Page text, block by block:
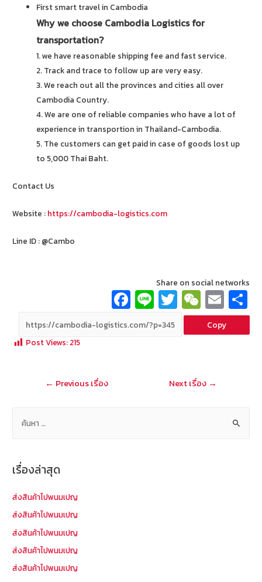
First smart travel in Cambodia
Why we choose Cambodia Logistics for
transportation?
1. we have reasonable shipping fee and fast service.
2. Track and trace to follow up are very easy.
3. We reach out all the provinces and cities all over
Cambodia Country.
4. We are one of reliable companies who have a lot of
experience in transportion in Thailand-Cambodia.
5. The customers can get paid in case of goods lost up
to 5,000 Thai Baht.
Contact Us
Website : https://cambodia-logistics.com
Line ID : @Cambo
Share on social networks
Fa
ce
b
Li
n
e
T
wi
tt
W
e
C
at
E
m
ai
Copy
Post Views: 215
แนะแนว
← Previous เรื่อง Next เรื่อง →
ห
รั
เรื่องล่าสุด
ส่งสินค้าไปพนมเปญ
ส่งสินค้าไปพนมเปญ
ส่งสินค้าไปพนมเปญ
ส่งสินค้าไปพนมเปญ
ส่งสินค้าไปพนมเปญ